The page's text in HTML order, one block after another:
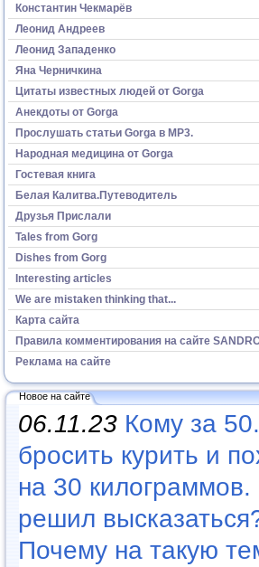
Константин Чекмарёв
Леонид Андреев
Леонид Западенко
Яна Черничкина
Цитаты известных людей от Gorga
Анекдоты от Gorga
Прослушать статьи Gorga в МР3.
Народная медицина от Gorga
Гостевая книга
Белая Калитва.Путеводитель
Друзья Прислали
Tales from Gorg
Dishes from Gorg
Interesting articles
We are mistaken thinking that...
Карта сайта
Правила комментирования на сайте
Реклама на сайте
Новое на сайте
06.11.23 Кому за
бросить курить и
на 30
решил
Почему на такую